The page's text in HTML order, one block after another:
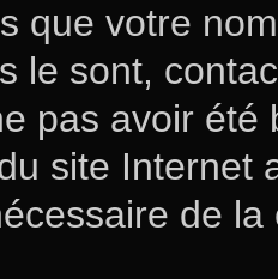
que votre
le sont,
pas avoir
site Internet
de la